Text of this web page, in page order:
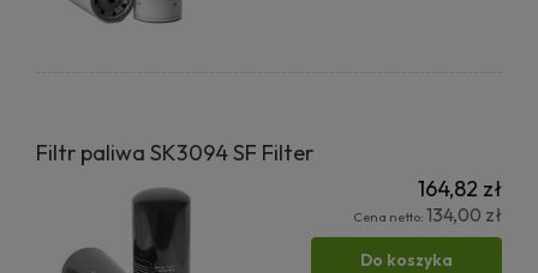
Filtr paliwa SK3094 SF Filter
164,82 zł
Cena netto: 134,00 zł
Do koszyka